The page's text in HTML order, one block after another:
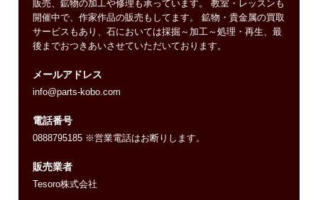
販売、鉱物の加工や修理も承っています。 教室・レッスンも
開催中で、作家作品の販売もしてます。 鉱物・貴金属の買取
サービスもあり、石においては採掘～加工～処理・再生、最
後までおつきあいさせていただいております。
メールアドレス
info@parts-kobo.com
電話番号
0888795185 ※営業電話はお断りします。
販売業者
Tesoro株式会社